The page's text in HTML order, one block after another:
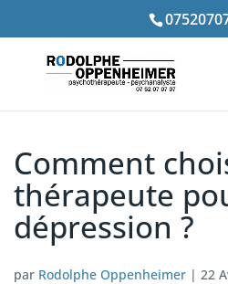
Comment
thérapeute
dépression ?
par Rodolphe Oppenheimer | 22